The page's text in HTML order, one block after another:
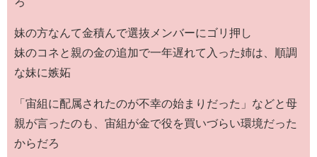
妹の方なんて金積んで選抜メンバーにゴリ押し
妹のコネと親の金の追加で一年遅れて入った姉は、順調
な妹に嫉妬
「宙組に配属されたのが不幸の始まりだった」などと母
親が言ったのも、宙組が金で役を買いづらい環境だった
からだろ